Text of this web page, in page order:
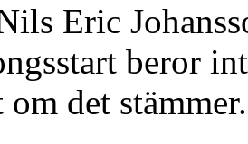
Eric
beror
det